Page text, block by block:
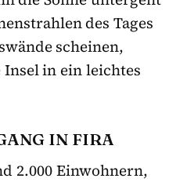
des Tages
scheinen,
in ein leichtes
IN FIRA
2.000 Einwohnern,